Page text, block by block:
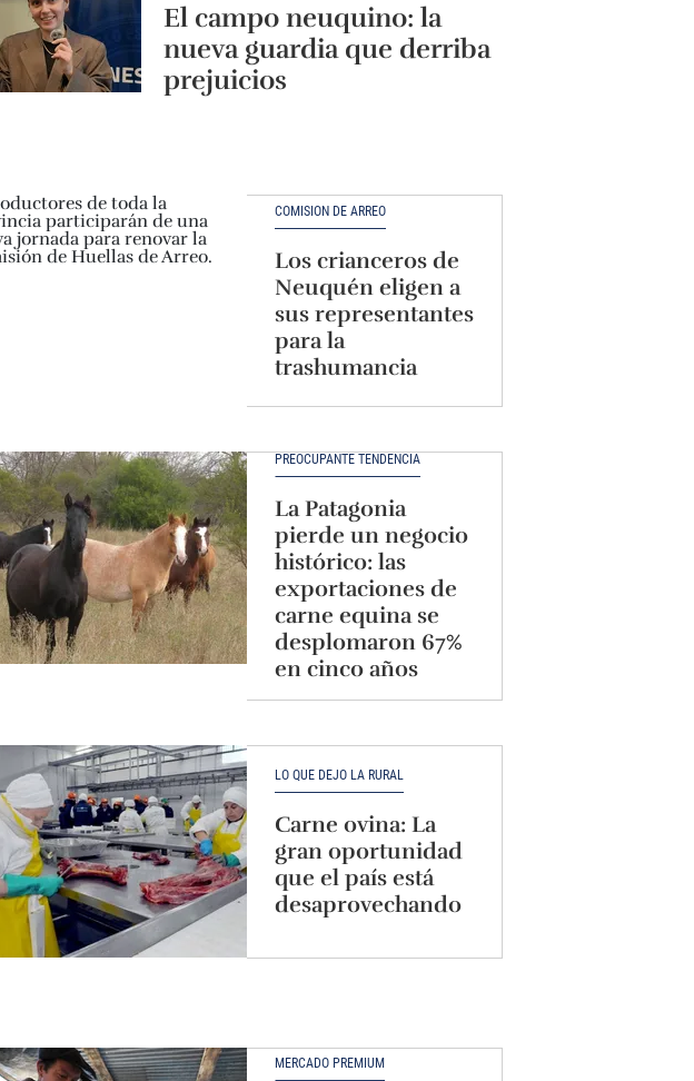
El campo neuquino: la
nueva guardia que derriba
prejuicios
COMISIÓN DE ARREO
Los crianceros de
Neuquén eligen a
sus representantes
para la
trashumancia
PREOCUPANTE TENDENCIA
La Patagonia
pierde un negocio
histórico: las
exportaciones de
carne equina se
desplomaron 67%
en cinco años
LO QUE DEJÓ LA RURAL
Carne ovina: La
gran oportunidad
que el país está
desaprovechando
MERCADO PREMIUM